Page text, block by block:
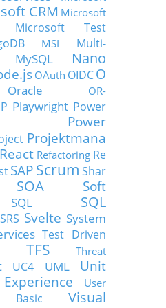
CRM Microsoft
Microsoft Test
MSI
Multi-
MySQL
Nano
OAuth OIDCO
Oracle
OR-
Playwright Power
Power
Projektmana
React Refactoring Re
SAP Scrum Shar
SOA
Soft
SQL
SQL
Svelte System
Test Driven
TFS
Threat
UC4 UML
Unit
User
Basic
Visual